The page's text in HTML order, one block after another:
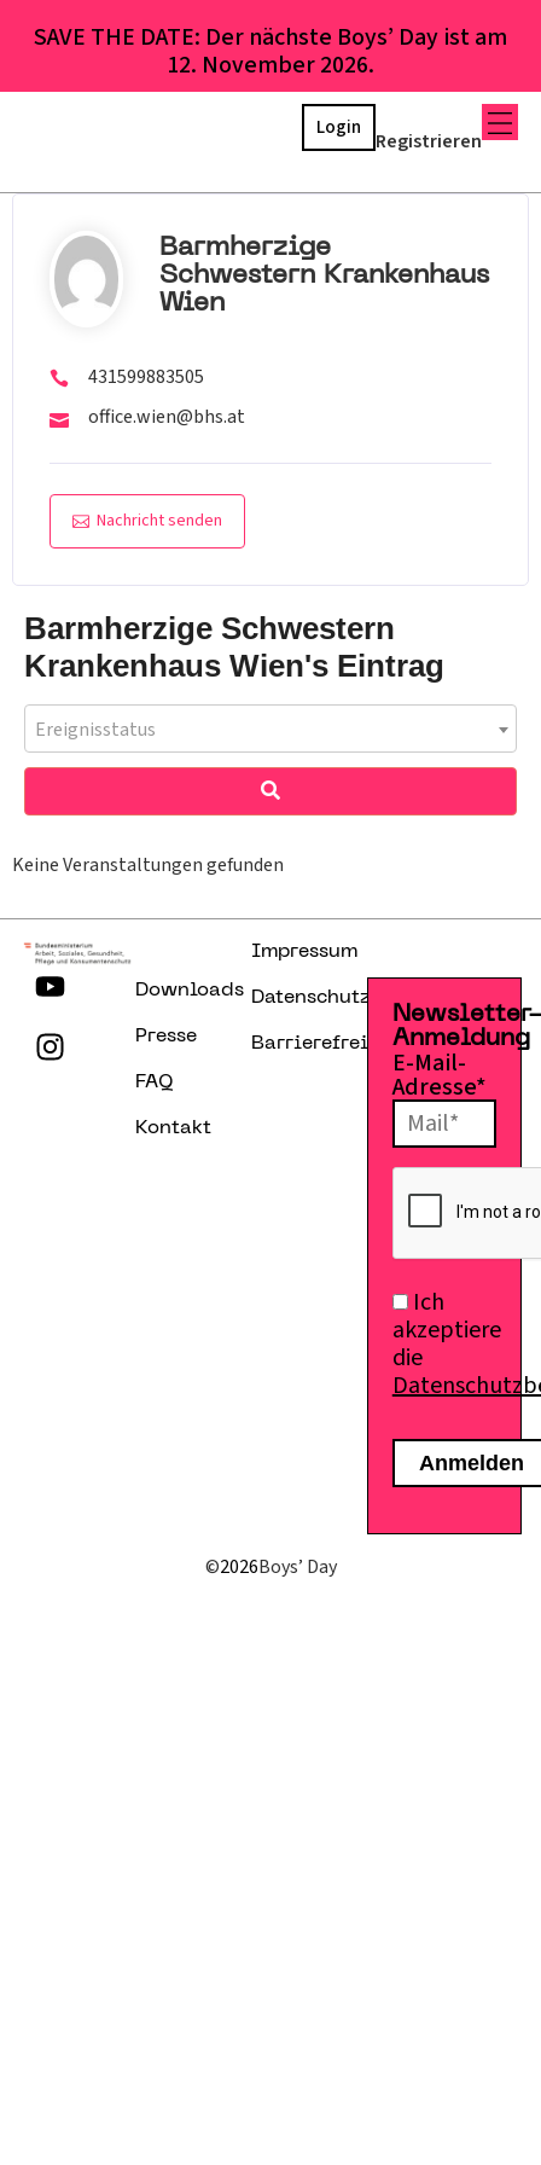
SAVE THE DATE: Der nächste Boys’ Day ist am
12. November 2026.
Registrieren
Login
Barmherzige
Schwestern Krankenhaus
Wien
431599883505
office.wien@bhs.at
Nachricht senden
Barmherzige Schwestern
Krankenhaus Wien's Eintrag
Ereignisstatus
Keine Veranstaltungen gefunden
Downloads
Presse
FAQ
Kontakt
Impressum
Datenschutzerklärung
Barrierefreiheitserklärung
Anmeldung
E-Mail-
Adresse*
Ich
akzeptiere
die
©2026Boys’ Day